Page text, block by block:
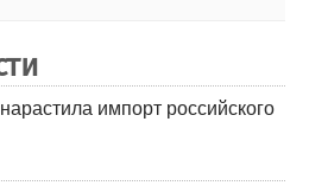
импорт российского